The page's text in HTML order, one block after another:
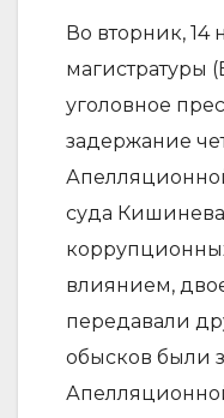
Во вторник,
магистратуры
уголовное
задержание
суда
влиянием,
передавали
обысков были